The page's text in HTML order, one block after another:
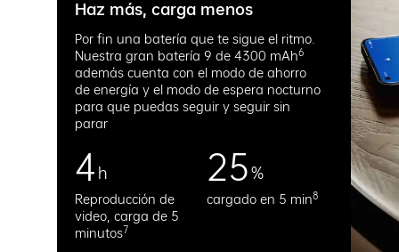
Haz más, carga menos
Por fin una batería que te sigue el ritmo.
Nuestra gran batería 9 de 4300 mAh6
además cuenta con el modo de ahorro
de energía y el modo de espera nocturno
para que puedas seguir y seguir sin
parar
4 h
Reproducción de
video, carga de 5
minutos 7
25 %
cargado en 5 min8